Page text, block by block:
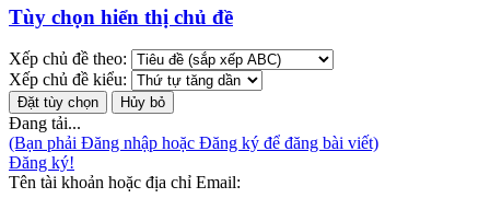
Tùy chọn hiển thị chủ đề
Xếp chủ đề theo:
Xếp chủ đề kiểu:
Đang tải...
(Bạn phải Đăng nhập hoặc Đăng ký để đăng bài viết)
Đăng ký!
Tên tài khoản hoặc địa chỉ Email: